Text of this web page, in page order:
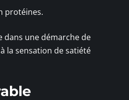
protéines.
dans une démarche de
la sensation de satiété